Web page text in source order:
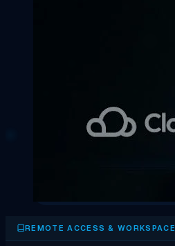
REMOTE ACCESS & WORKSPACE